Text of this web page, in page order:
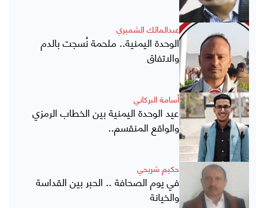
عبدالمالك الشميري
الوحدة اليمنية.. ملحمة نُسجت بالدم
والاتفاق
أسامة البركاني
عيد الوحدة اليمنية بين الخطاب الرمزي
والواقع المنقسم..
حكيم شريحي
في يوم الصحافة .. الحبر بين القداسة
والخيانة